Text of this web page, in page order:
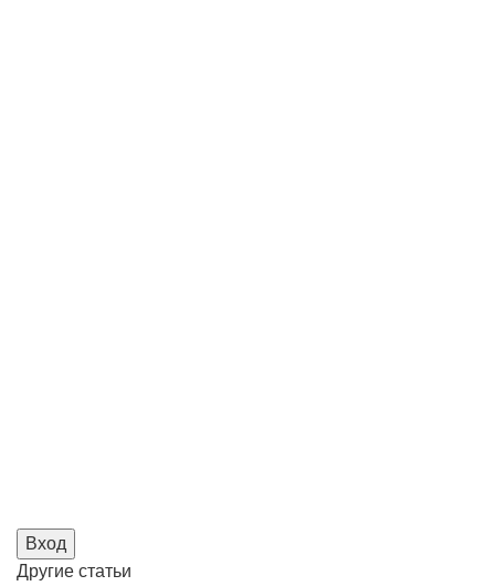
Вход
Другие статьи